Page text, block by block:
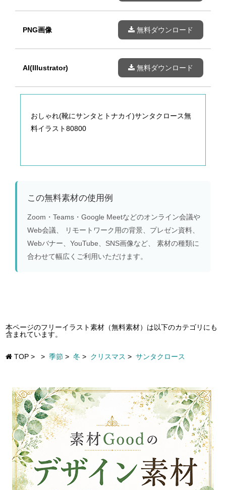
PNG画像 無料ダウンロード
AI(Illustrator) 無料ダウンロード
おしゃれ(靴にサンタとトナカイ)サンタクロース無
料イラスト80800
この無料素材の使用例
Zoom・Teams・Google Meetなどのオンライン会議や
Web会議、 リモートワーク用の背景、プレゼン資料、
Webバナー、YouTube、SNS画像など、 素材の種類に
合わせて幅広くご利用いただけます。
本ページのフリーイラスト素材（無料素材）は以下のカテゴリにも
含まれています。
TOP > > 季節 > 冬 > クリスマス > サンタクロース